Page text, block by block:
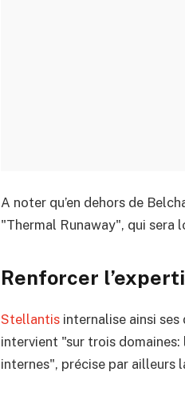
A noter qu’en dehors de
"Thermal Runaway", qui sera
Renforcer
Stellantis internalise ainsi
intervient "sur trois
internes", précise par ailleurs